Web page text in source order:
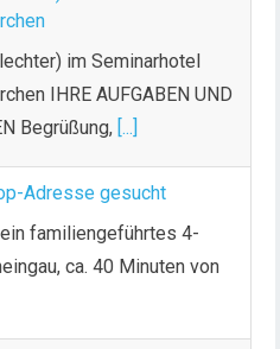
im Seminarhotel
IHRE AUFGABEN UND
Begrüßung,[...]
familiengeführtes 4-
ca. 40 Minuten von